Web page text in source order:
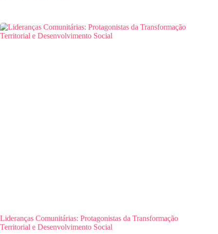
Lideranças Comunitárias: Protagonistas da Transformação
Territorial e Desenvolvimento Social